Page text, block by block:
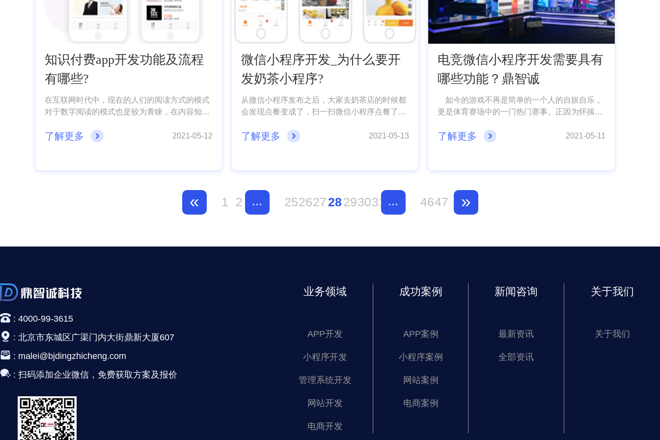
知识付费app开发功能及流程
有哪些?
在互联网时代中，现在的人们的阅读方式的模式
对于数字阅读的模式也是较为青睐，在内容知识
借鉴，融合升级，让我们的学习和教学场景逐渐
些功能呢?下面App开发公司小编就给大家分享一
了解更多 2021-05-12
微信小程序开发_为什么要开
发奶茶小程序?
从微信小程序发布之后，大家去奶茶店的时候都
会发现点餐变成了，扫一扫微信小程序点餐了，
程序肯定是有原因的。那么奶茶店微信小程序开
了解更多 2021-05-13
电竞微信小程序开发需要具有
哪些功能？鼎智诚
如今的游戏不再是简单的一个人的自娱自乐，
更是体育赛场中的一门热门赛事。正因为怀揣着
间去了解每一个 相关赛事的详细内容。其市场必
爱好者的需求，又能有效的占领市场。那么开发
公司小编就给大家分享一下!
了解更多 2021-05-11
« 1 2 ... 25262728293031 ... 4647 »
关于我们
关于我们
新闻咨询
最新资讯
全部资讯
成功案例
APP案例
小程序案例
网站案例
电商案例
业务领域
APP开发
小程序开发
管理系统开发
网站开发
电商开发
: 4000-99-3615
: 北京市东城区广渠门内大街鼎新大厦607
: malei@bjdingzhicheng.com
: 扫码添加企业微信，免费获取方案及报价